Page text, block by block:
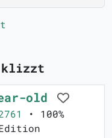
klizzt
old
• 100%